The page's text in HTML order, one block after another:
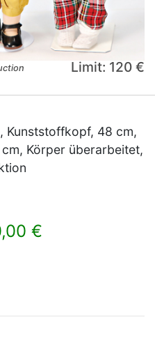
Limit: 120 €
Kunststoffkopf, 48 cm,
Körper überarbeitet,
€